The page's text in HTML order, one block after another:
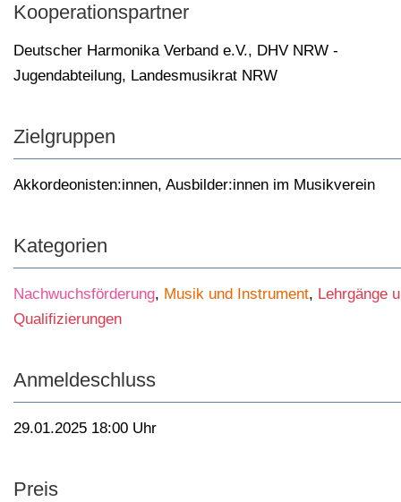
Kooperationspartner
Deutscher Harmonika Verband e.V., DHV NRW -
Jugendabteilung, Landesmusikrat NRW
Zielgruppen
Akkordeonisten:innen, Ausbilder:innen im Musikverein
Kategorien
Nachwuchsförderung, Musik und Instrument, Lehrgänge
Qualifizierungen
Anmeldeschluss
29.01.2025 18:00 Uhr
Preis